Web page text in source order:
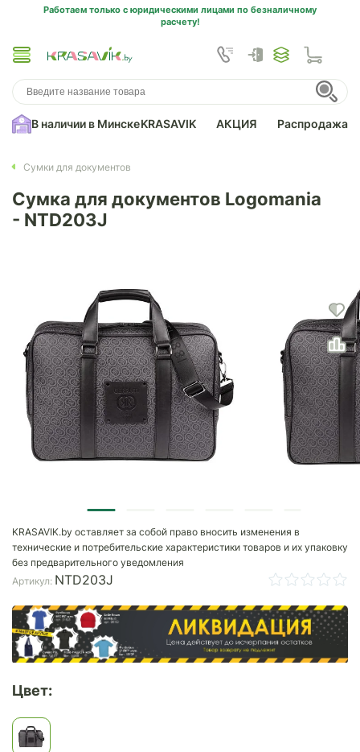
Работаем только с юридическими лицами по безналичному
расчету!
В наличии в МинскеKRASAVIK АКЦИЯ Распродажа
Сумки для документов
Сумка для документов Logomania
- NTD203J
KRASAVIK.by оставляет за собой право вносить изменения в
технические и потребительские характеристики товаров и их упаковку
без предварительного уведомления
Артикул: NTD203J
Цвет: